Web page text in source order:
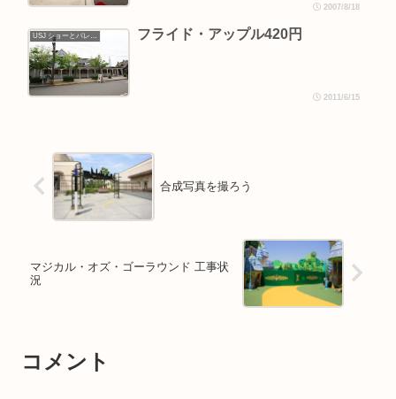
2007/8/18
フライド・アップル420円
2011/6/15
合成写真を撮ろう
マジカル・オズ・ゴーラウンド 工事状
況
コメント